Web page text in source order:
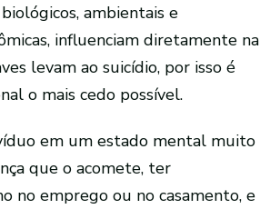
ambientais e
influenciam diretamente na
levam ao suicídio, por isso é
o mais cedo possível.
em um estado mental muito
que o acomete, ter
no emprego ou no casamento, e